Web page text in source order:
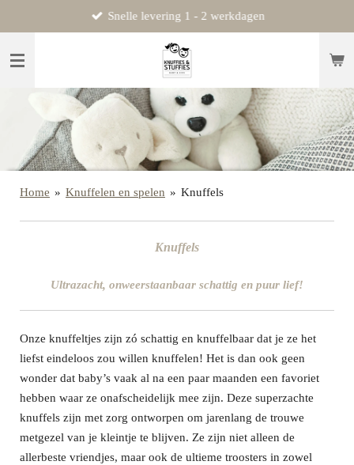
direct
naar
hoofdinhoud
Snelle levering 1 - 2 werkdagen
Home » Knuffelen en spelen » Knuffels
Knuffels
Ultrazacht, onweerstaanbaar schattig en puur lief!
Onze knuffeltjes zijn zó schattig en knuffelbaar dat je ze het
liefst eindeloos zou willen knuffelen! Het is dan ook geen
wonder dat baby’s vaak al na een paar maanden een favoriet
hebben waar ze onafscheidelijk mee zijn. Deze superzachte
knuffels zijn met zorg ontworpen om jarenlang de trouwe
metgezel van je kleintje te blijven. Ze zijn niet alleen de
allerbeste vriendjes, maar ook de ultieme troosters in zowel